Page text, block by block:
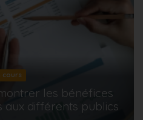
cours
les bénéfices
aux différents publics